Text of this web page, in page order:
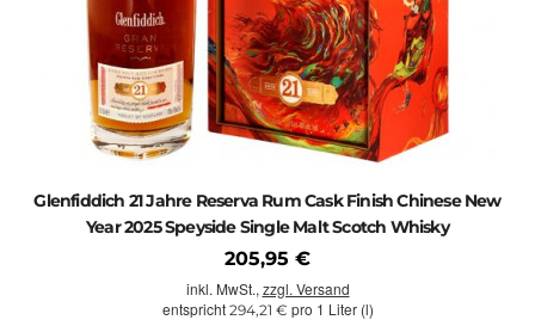
Glenfiddich 21 Jahre Reserva Rum Cask Finish Chinese New
Year 2025 Speyside Single Malt Scotch Whisky
205,95 €
inkl. MwSt., zzgl. Versand
entspricht 294,21 € pro 1 Liter (l)